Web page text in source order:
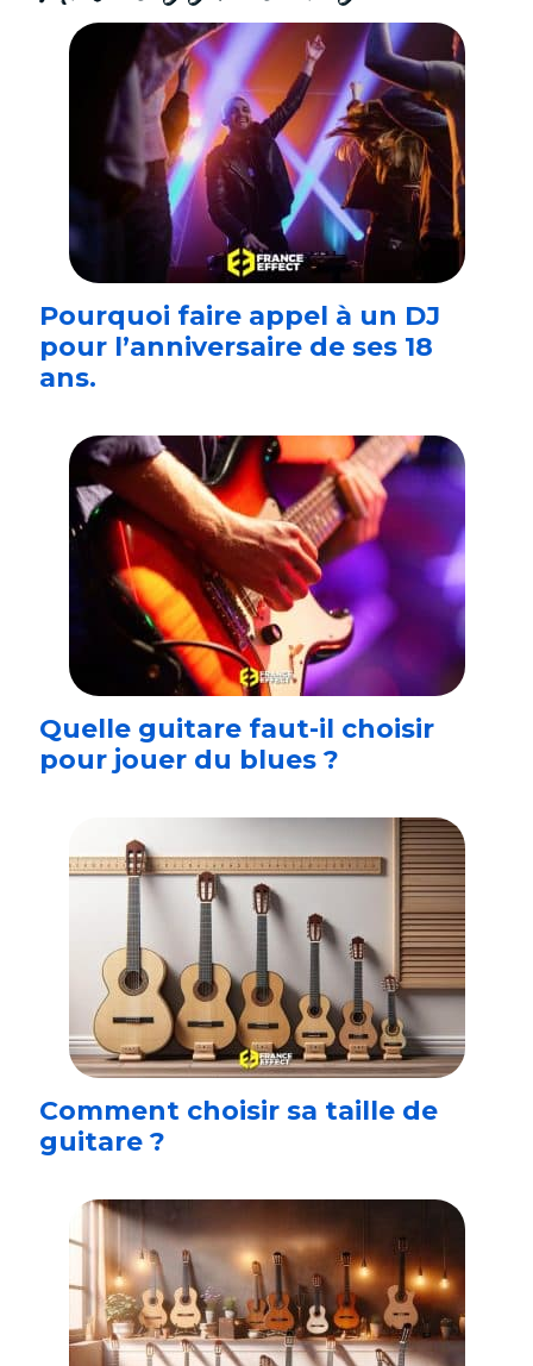
Pourquoi faire appel à un DJ
pour l’anniversaire de ses 18
ans.
Quelle guitare faut-il choisir
pour jouer du blues ?
Comment choisir sa taille de
guitare ?